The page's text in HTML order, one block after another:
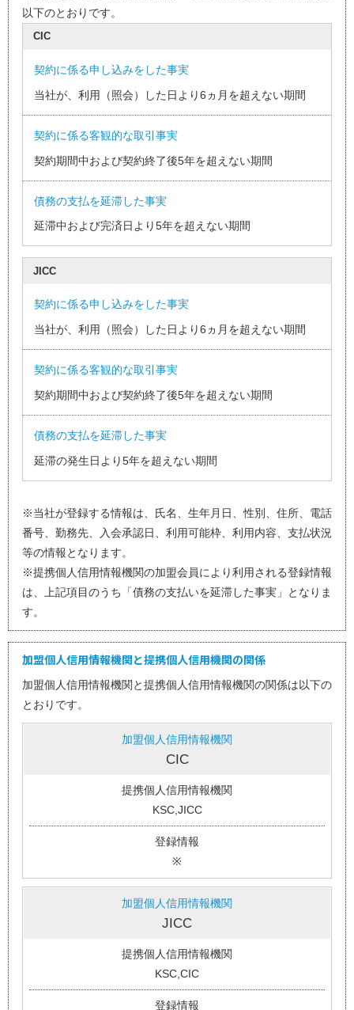
以下のとおりです。
CIC
契約に係る申し込みをした事実
当社が、利用（照会）した日より6ヵ月を超えない期間
契約に係る客観的な取引事実
契約期間中および契約終了後5年を超えない期間
債務の支払を延滞した事実
延滞中および完済日より5年を超えない期間
JICC
契約に係る申し込みをした事実
当社が、利用（照会）した日より6ヵ月を超えない期間
契約に係る客観的な取引事実
契約期間中および契約終了後5年を超えない期間
債務の支払を延滞した事実
延滞の発生日より5年を超えない期間
※当社が登録する情報は、氏名、生年月日、性別、住所、電話
番号、勤務先、入会承認日、利用可能枠、利用内容、支払状況
等の情報となります。
※提携個人信用情報機関の加盟会員により利用される登録情報
は、上記項目のうち「債務の支払いを延滞した事実」となりま
す。
加盟個人信用情報機関と提携個人信用機関の関係
加盟個人信用情報機関と提携個人信用情報機関の関係は以下の
とおりです。
加盟個人信用情報機関
CIC
提携個人信用情報機関
KSC,JICC
登録情報
※
加盟個人信用情報機関
JICC
提携個人信用情報機関
KSC,CIC
登録情報